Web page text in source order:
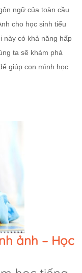
ngữ của toàn cầu
cho học sinh tiểu
này có khả năng hấp
ta sẽ khám phá
giúp con mình học
ảnh – Học